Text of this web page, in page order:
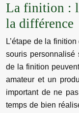
La finition :
la différence
L’étape de la
souris
de la finition
amateur et un
important de ne
temps de bien